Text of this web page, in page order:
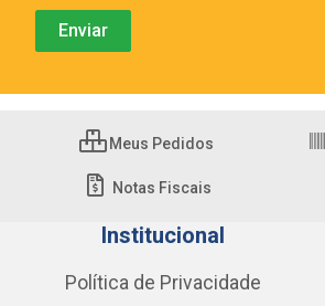
Meus Pedidos
Notas Fiscais
Institucional
Política de Privacidade